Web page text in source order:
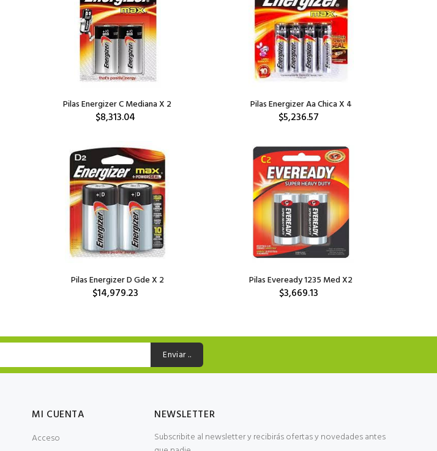
Pilas Energizer C Mediana X 2
$8,313.04
Pilas Energizer Aa Chica X 4
$5,236.57
Pilas Energizer D Gde X 2
$14,979.23
Pilas Eveready 1235 Med X2
$3,669.13
Enviar ..
MI CUENTA
Acceso
NEWSLETTER
Subscribite al newsletter y recibirás ofertas y novedades antes